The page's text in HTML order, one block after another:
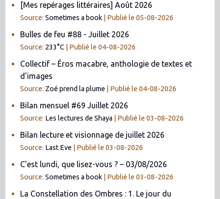
[Mes repérages littéraires] Août 2026
Source:Sometimes a book Publié le 05-08-2026
Bulles de feu #88 - Juillet 2026
Source: 233°C Publié le 04-08-2026
Collectif – Éros macabre, anthologie de textes et
d’images
Source: Zoé prend la plume Publié le 04-08-2026
Bilan mensuel #69 Juillet 2026
Source: Les lectures de Shaya Publié le 03-08-2026
Bilan lecture et visionnage de juillet 2026
Source: Last Eve Publié le 03-08-2026
C’est lundi, que lisez-vous ? – 03/08/2026
Source:Sometimes a book Publié le 03-08-2026
La Constellation des Ombres : 1. Le jour du